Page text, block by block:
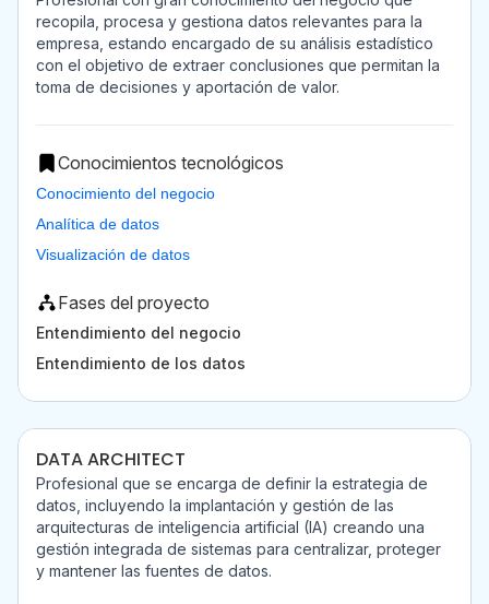
recopila, procesa y gestiona datos relevantes para la
empresa, estando encargado de su análisis estadístico
con el objetivo de extraer conclusiones que permitan la
toma de decisiones y aportación de valor.
Conocimientos tecnológicos
Conocimiento del negocio
Analítica de datos
Visualización de datos
Fases del proyecto
Entendimiento del negocio
Entendimiento de los datos
DATA ARCHITECT
Profesional que se encarga de definir la estrategia de
datos, incluyendo la implantación y gestión de las
arquitecturas de inteligencia artificial (IA) creando una
gestión integrada de sistemas para centralizar, proteger
y mantener las fuentes de datos.